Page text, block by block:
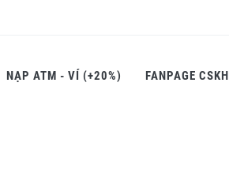
NẠP ATM - VÍ (+20%) FANPAGE CSKH